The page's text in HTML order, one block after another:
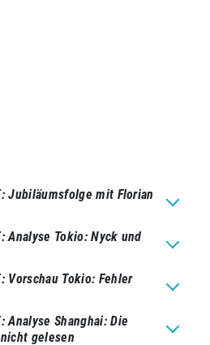
Jubiläumsfolge mit Florian
Analyse Tokio: Nyck und
Vorschau Tokio: Fehler
Analyse Shanghai: Die
gelesen